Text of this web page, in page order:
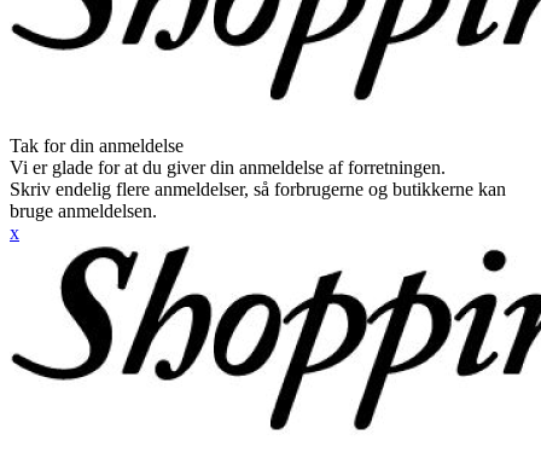
Tak for din anmeldelse
Vi er glade for at du giver din anmeldelse af forretningen.
Skriv endelig flere anmeldelser, så forbrugerne og butikkerne kan
bruge anmeldelsen.
x